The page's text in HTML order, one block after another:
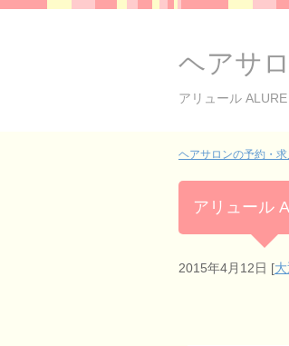
ヘアサ
アリュール ALURE
ヘアサロンの予約・
アリュール
2015年4月12日 [